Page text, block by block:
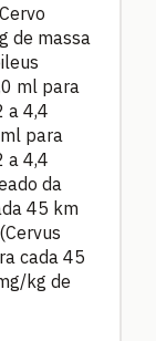
de massa
ml para
a 4,4
para
a 4,4
da
45 km
cada 45
kg de